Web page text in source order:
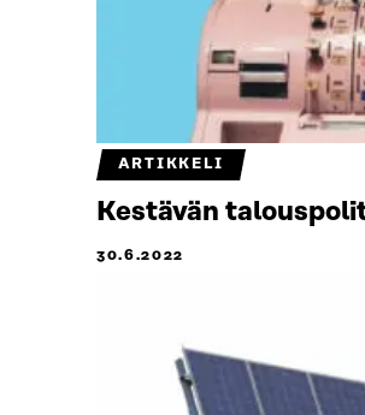
ARTIKKELI
Kestävän
30.6.2022